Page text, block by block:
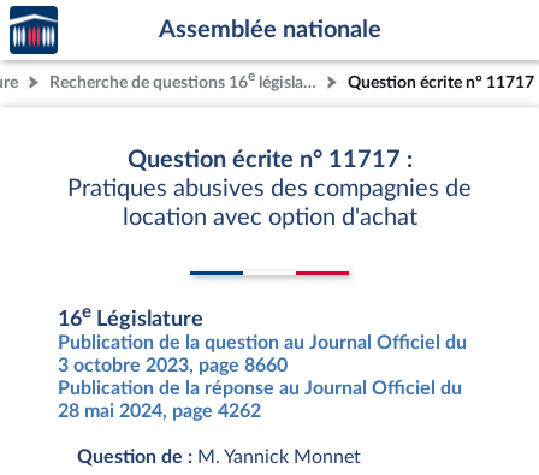
Aller au contenu
Aller en bas de la page
Accèder
à la
page
d'accueil
Assemblée nationale
Recherche de questions 16e législature Question écrite n° 11717
Question écrite n° 11717 :
Pratiques abusives des compagnies de
location avec option d'achat
16e Législature
Publication de la question au Journal Officiel du
3 octobre 2023, page 8660
Publication de la réponse au Journal Officiel du
28 mai 2024, page 4262
Question de : M. Yannick Monnet